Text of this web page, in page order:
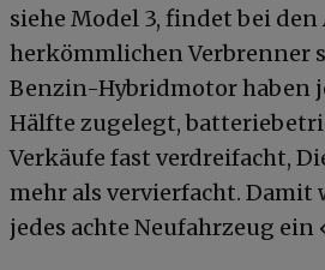
siehe Model 3, findet bei
herkömmlichen Verbrenner
Benzin-Hybridmotor haben
Hälfte zugelegt,
Verkäufe fast verdreifacht,
mehr als vervierfacht. Damit
jedes achte Neufahrzeug